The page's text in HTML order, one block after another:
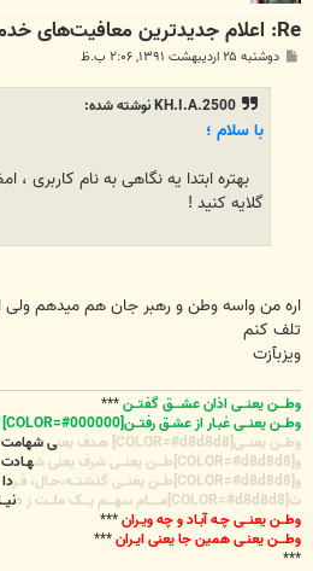
Re: اعلام جدید‌ترین معافیت‌های خدمت سربازی
دوشنبه ۲۵ اردیبهشت ۱۳۹۱, ۲:۰۶ ب.ظ
KH.I.A.2500 نوشته شده:
با سلام ؛
بهتره ابتدا یه نگاهی به نام کاربری ،
گلایه کنید !
تلف کنم
ویزبآزت
وطـــن یعنــی اذان عشـــق گفتــن***
وطــن یعنــی غبـار از عشـق رفتــن[COLOR=#000000] ***
وطــن یعنــی[COLOR=#d8d8d8] هـدف یعن
ی
و[COLOR=#d8d8d8]طـــن یعنــی شرف یعنی ش
هـادت
و[COLOR=#d8d8d8]طــن یعنــی گذشتــه،حـال، فـر
دا
ت[COLOR=#d8d8d8]مـــــام سهـــم یـــک ملــت ز د
وطــن یعنــی چـه آبـاد و چه ویـران***
وطـــن یعنـی همین جا یعنی ایـران***
***